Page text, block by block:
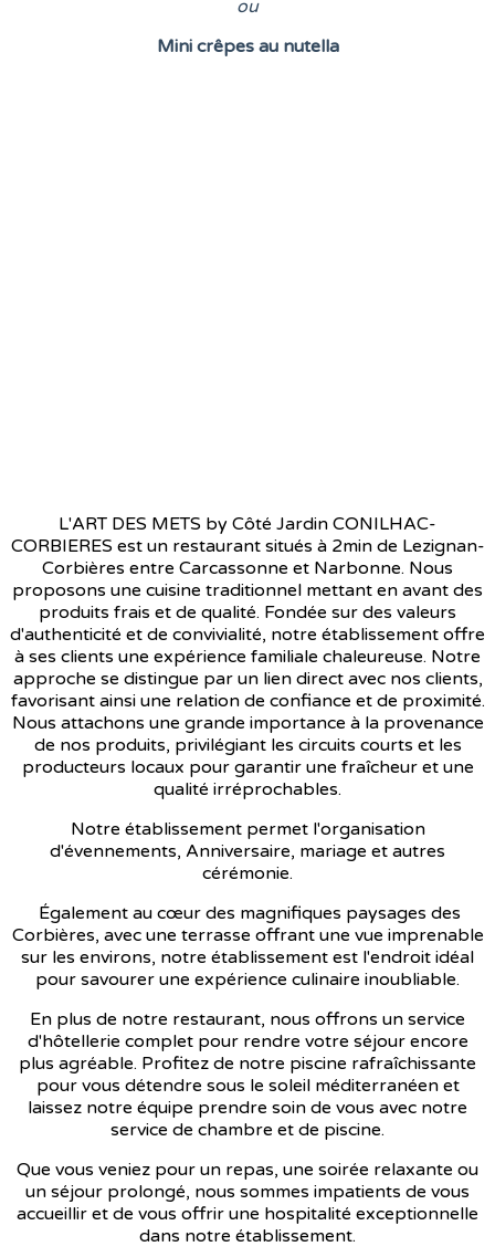
ou
Mini crêpes au nutella
L'ART DES METS by Côté Jardin CONILHAC-
CORBIERES est un restaurant situés à 2min de Lezignan-
Corbières entre Carcassonne et Narbonne. Nous
proposons une cuisine traditionnel mettant en avant des
produits frais et de qualité. Fondée sur des valeurs
d'authenticité et de convivialité, notre établissement offre
à ses clients une expérience familiale chaleureuse. Notre
approche se distingue par un lien direct avec nos clients,
favorisant ainsi une relation de confiance et de proximité.
Nous attachons une grande importance à la provenance
de nos produits, privilégiant les circuits courts et les
producteurs locaux pour garantir une fraîcheur et une
qualité irréprochables.
Notre établissement permet l'organisation
d'évennements, Anniversaire, mariage et autres
cérémonie.
Également au cœur des magnifiques paysages des
Corbières, avec une terrasse offrant une vue imprenable
sur les environs, notre établissement est l'endroit idéal
pour savourer une expérience culinaire inoubliable.
En plus de notre restaurant, nous offrons un service
d'hôtellerie complet pour rendre votre séjour encore
plus agréable. Profitez de notre piscine rafraîchissante
pour vous détendre sous le soleil méditerranéen et
laissez notre équipe prendre soin de vous avec notre
service de chambre et de piscine.
Que vous veniez pour un repas, une soirée relaxante ou
un séjour prolongé, nous sommes impatients de vous
accueillir et de vous offrir une hospitalité exceptionnelle
dans notre établissement.